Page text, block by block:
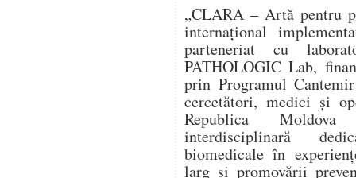
„CLARA – Artă pentru
internațional
parteneriat cu
PATHOLOGIC Lab,
prin Programul
cercetători, medici și
Republica
interdisciplinară
biomedicale în
larg și promovării